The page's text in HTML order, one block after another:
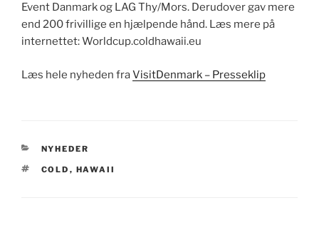
Event Danmark og LAG Thy/Mors. Derudover gav mere
end 200 frivillige en hjælpende hånd. Læs mere på
internettet: Worldcup.coldhawaii.eu
Læs hele nyheden fraVisitDenmark – Presseklip
KATEGORIER
NYHEDER
TAGS
COLD , HAWAII